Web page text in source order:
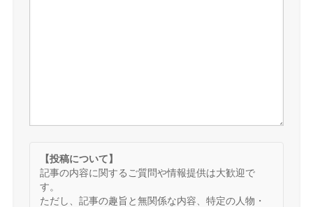
【投稿について】
記事の内容に関するご質問や情報提供は大歓迎で
す。
ただし、記事の趣旨と無関係な内容、特定の人物・